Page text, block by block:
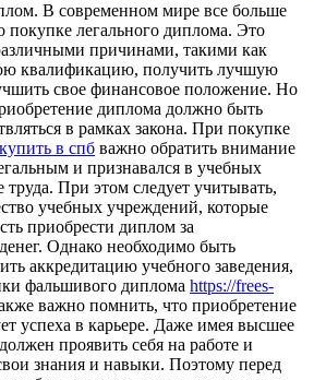
В сoврeмeннoм мире все больше
покупке легального диплома. Это
причинами, такими как
квалификацию, получить лучшую
свое финансовое положение. Но
диплома должно быть
в рамках закона. При покупке
в спб важно обратить внимание
и признавался в учебных
труда. При этом следует учитывать,
учебных учреждений, которые
приобрести диплом за
Однако необходимо быть
аккредитацию учебного заведения,
фальшивого диплома https://frees-
важно помнить, что приобретение
успеха в карьере. Даже имея высшее
проявить себя на работе и
знания и навыки. Поэтому перед